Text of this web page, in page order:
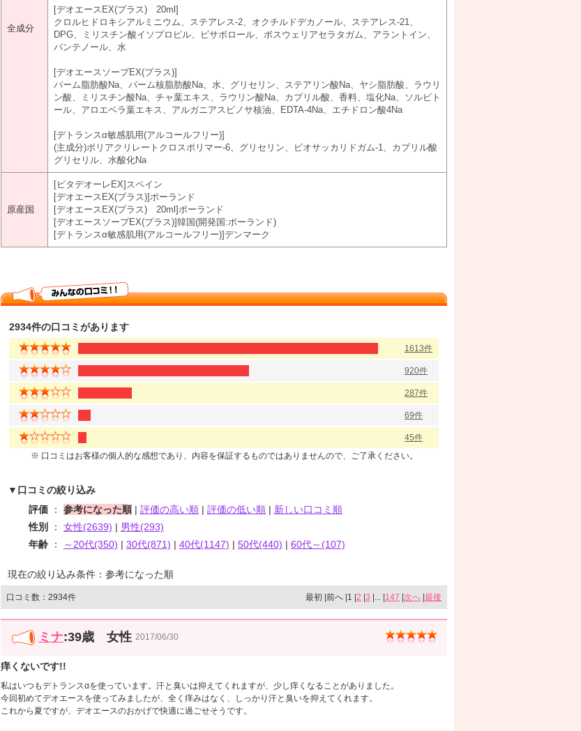
全成分
[デオエースEX(プラス) 20ml]
クロルヒドロキシアルミニウム、ステアレス-2、オクチルドデカノール、ステアレス-21、
DPG、ミリスチン酸イソプロピル、ビサボロール、ボスウェリアセラタガム、アラントイン、
パンテノール、水
[デオエースソープEX(プラス)]
パーム脂肪酸Na、パーム核脂肪酸Na、水、グリセリン、ステアリン酸Na、ヤシ脂肪酸、ラウリ
ン酸、ミリスチン酸Na、チャ葉エキス、ラウリン酸Na、カプリル酸、香料、塩化Na、ソルビト
ール、アロエベラ葉エキス、アルガニアスピノサ核油、EDTA-4Na、エチドロン酸4Na
[デトランスα敏感肌用(アルコールフリー)]
(主成分)ポリアクリレートクロスポリマー-6、グリセリン、ビオサッカリドガム-1、カプリル酸
グリセリル、水酸化Na
原産国
[ピタデオーレEX]スペイン
[デオエースEX(プラス)]ポーランド
[デオエースEX(プラス) 20ml]ポーランド
[デオエースソープEX(プラス)]韓国(開発国:ポーランド)
[デトランスα敏感肌用(アルコールフリー)]デンマーク
2934件の口コミがあります
1613件
920件
287件
69件
45件
※ 口コミはお客様の個人的な感想であり、内容を保証するものではありませんので、ご了承ください。
▼口コミの絞り込み
評価 ： 参考になった順 | 評価の高い順 | 評価の低い順 | 新しい口コミ順
性別
： 女性(2639) | 男性(293)
年齢 ： ～20代(350) | 30代(871) | 40代(1147) | 50代(440) | 60代～(107)
現在の絞り込み条件：参考になった順
口コミ数：2934件 最初 |前へ |1 | 2 3 |... | 147 次へ 最後
ミナ:39歳 女性 2017/06/30
痒くないです!!
私はいつもデトランスαを使っています。汗と臭いは抑えてくれますが、少し痒くなることがありました。
今回初めてデオエースを使ってみましたが、全く痒みはなく、しっかり汗と臭いを抑えてくれます。
これから夏ですが、デオエースのおかげで快適に過ごせそうです。